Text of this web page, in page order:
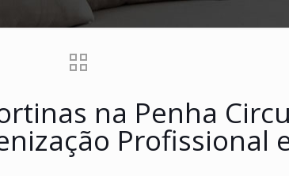
na Penha
Profissional